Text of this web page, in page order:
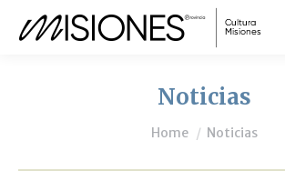
Noticias
You are here:
Home Noticias